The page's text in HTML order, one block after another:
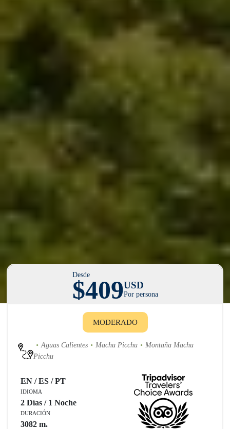
Desde
$409USD
Por persona
MODERADO
Aguas Calientes Machu Picchu
Montaña Machu
Picchu
EN / ES / PT
IDIOMA
2 Días / 1 Noche
DURACIÓN
3082 m.